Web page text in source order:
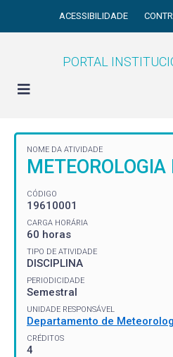
ACESSIBILIDADE
PORTAL
NOME DA ATIVIDADE
METEOROLOGIA
CÓDIGO
19610001
CARGA HORÁRIA
60 horas
TIPO DE ATIVIDADE
DISCIPLINA
PERIODICIDADE
Semestral
UNIDADE RESPONSÁVEL
Departamento de
CRÉDITOS
4